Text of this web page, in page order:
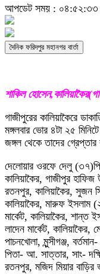
আপডেট সময় : ০৪:৫২:৩৩
দৈনিক ফরিদপুর মহানগর বার্তা
শাকিল
গাজীপুরের কালিয়াকৈরে
মঙ্গলবার ভোর ৪টা ২৫ মিনিটে
জঙ্গল থেকে তাদের
দেলোয়ার ওরফে দেলু
কালিয়াকৈর, গাজীপুর
রতনপুর, কালিয়াকৈর, সুজন
কালিয়াকৈর, মারুফ
মার্কেট, কালিয়াকৈর,
লাদেন মার্কেট,
পাচনখোলা, মুন্সীগঞ্জ,
পিতা- আ. সাত্তার, সাং-
রতনপুর, মজিদ মিয়ার বাড়ির